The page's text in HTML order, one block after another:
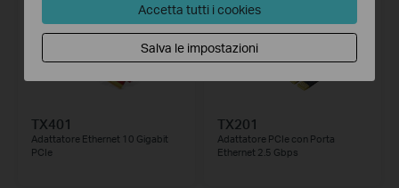
TX401
Adattatore Ethernet 10 Gigabit
PCIe
TX201
Adattatore PCIe con Porta
Ethernet 2.5 Gbps
Accetta tutti i cookies
Salva le impostazioni